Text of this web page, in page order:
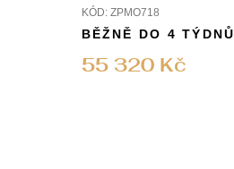
KÓD: ZPMO718
55 320 Kč
BĚŽNĚ DO 4 TÝDNŮ